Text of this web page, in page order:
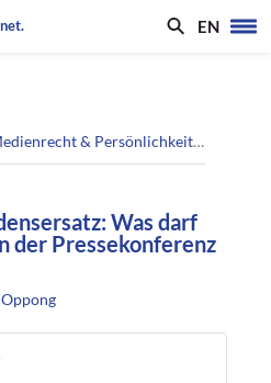
EN
& Persönlichkeitsrecht
Was darf
der Pressekonferenz